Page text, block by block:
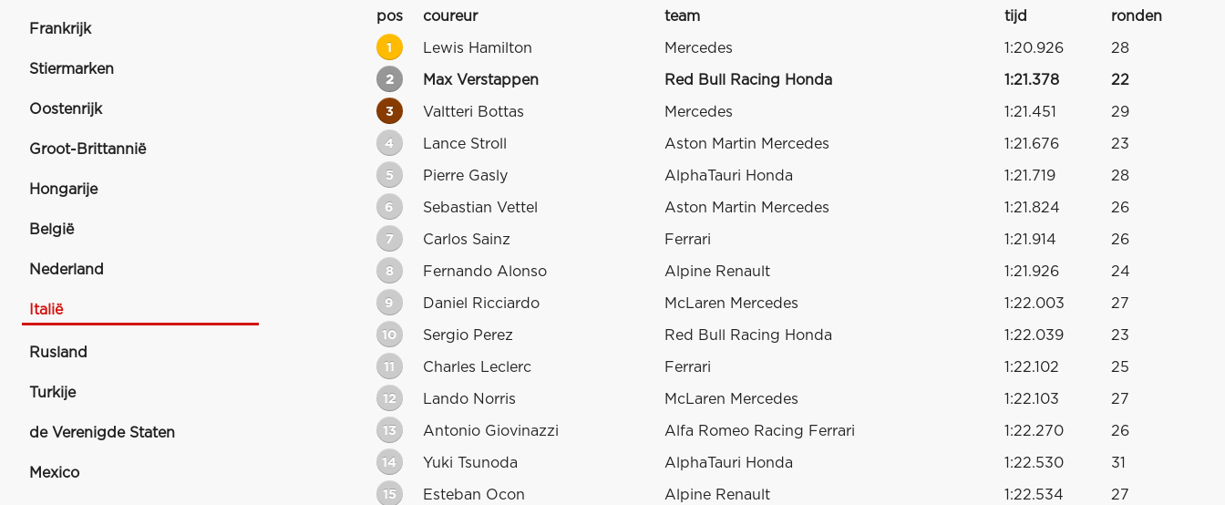
Frankrijk
Stiermarken
Oostenrijk
Groot-Brittannië
Hongarije
België
Nederland
Italië
Rusland
Turkije
de Verenigde Staten
Mexico
pos coureur team tijd ronden
1 Lewis Hamilton Mercedes 1:20.926 28
2 Max Verstappen Red Bull Racing Honda 1:21.378 22
3 Valtteri Bottas Mercedes 1:21.451 29
4 Lance Stroll Aston Martin Mercedes 1:21.676 23
5 Pierre Gasly AlphaTauri Honda 1:21.719 28
6 Sebastian Vettel Aston Martin Mercedes 1:21.824 26
7 Carlos Sainz Ferrari 1:21.914 26
8 Fernando Alonso Alpine Renault 1:21.926 24
9 Daniel Ricciardo McLaren Mercedes 1:22.003 27
10 Sergio Perez Red Bull Racing Honda 1:22.039 23
11 Charles Leclerc Ferrari 1:22.102 25
12 Lando Norris McLaren Mercedes 1:22.103 27
13 Antonio Giovinazzi Alfa Romeo Racing Ferrari 1:22.270 26
14 Yuki Tsunoda AlphaTauri Honda 1:22.530 31
15 Esteban Ocon Alpine Renault 1:22.534 27